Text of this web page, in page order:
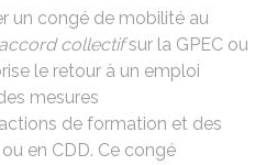
un congé de mobilité au
accord collectifsur la GPEC ou
le retour à un emploi
mesures
de formation et des
ou en CDD. Ce congé